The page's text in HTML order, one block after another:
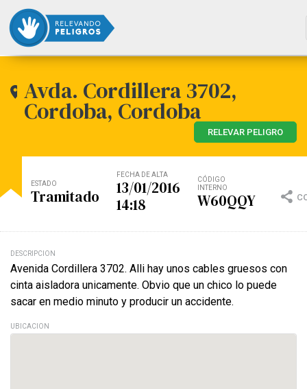
Avda. Cordillera 3702,
Cordoba, Cordoba
RELEVAR PELIGRO
ESTADO
Tramitado
FECHA DE ALTA
13/01/2016
14:18
CÓDIGO
INTERNO
W60QQY
DESCRIPCION
Avenida Cordillera 3702. Alli hay unos cables gruesos con
cinta aisladora unicamente. Obvio que un chico lo puede
sacar en medio minuto y producir un accidente.
UBICACION